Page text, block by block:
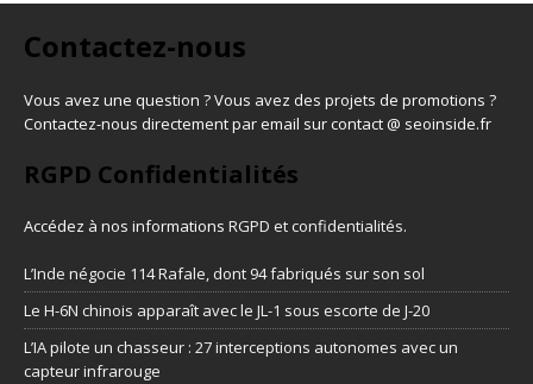
Contactez-nous
Vous avez une question ? Vous avez des projets de promotions ?
Contactez-nous directement par email sur contact @ seoinside.fr
RGPD Confidentialités
Accédez à nos informations RGPD et confidentialités.
L’Inde négocie 114 Rafale, dont 94 fabriqués sur son sol
Le H-6N chinois apparaît avec le JL-1 sous escorte de J-20
L’IA pilote un chasseur : 27 interceptions autonomes avec un
capteur infrarouge